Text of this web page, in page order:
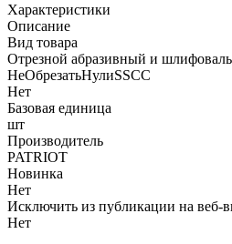
Характеристики
Описание
Вид товара
Отрезной абразивный и
НеОбрезатьНулиSSCC
Нет
Базовая единица
шт
Производитель
PATRIOT
Новинка
Нет
Исключить из публикации на веб-
Нет